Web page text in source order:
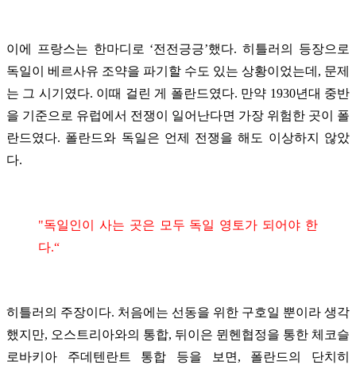
이에 프랑스는 한마디로 ‘전전긍긍’했다. 히틀러의 등장으로
독일이 베르사유 조약을 파기할 수도 있는 상황이었는데, 문제
는 그 시기였다. 이때 걸린 게 폴란드였다. 만약 1930년대 중반
을 기준으로 유럽에서 전쟁이 일어난다면 가장 위험한 곳이 폴
란드였다. 폴란드와 독일은 언제 전쟁을 해도 이상하지 않았
다.
"독일인이 사는 곳은 모두 독일 영토가 되어야 한
다.“
히틀러의 주장이다. 처음에는 선동을 위한 구호일 뿐이라 생각
했지만, 오스트리아와의 통합, 뒤이은 뮌헨협정을 통한 체코슬
로바키아 주데텐란트 통합 등을 보면, 폴란드의 단치히